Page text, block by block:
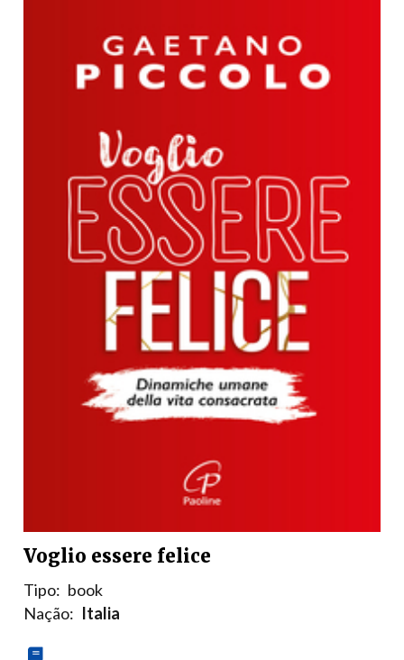
Voglio essere felice
Tipo: book
Nação: Italia